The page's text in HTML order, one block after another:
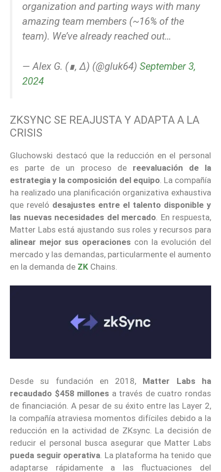
organization and parting ways with many
amazing team members (~16% of the
team). We’ve already reached out…
— Alex G. (∎, ∆) (@gluk64) September 3,
2024
ZKSYNC SE REAJUSTA Y ADAPTA A LA
CRISIS
Gluchowski destacó que la reducción en el personal
es parte de un proceso de reevaluación de la
estrategia y la composición del equipo. La compañía
ha realizado una planificación organizativa exhaustiva
que reveló desajustes entre el talento disponible y
las nuevas necesidades del mercado . En respuesta,
Matter Labs está ajustando sus roles y recursos para
alinear mejor sus operaciones con la evolución del
mercado y las demandas, particularmente el aumento
en la demanda de ZK Chains.
Desde su fundación en 2018, Matter Labs ha
recaudado $458 millones a través de cuatro rondas
de financiación. A pesar de su éxito entre las Layer 2,
la compañía atraviesa momentos difíciles debido a la
reducción en la actividad de ZKsync. La decisión de
reducir el personal busca asegurar que Matter Labs
pueda seguir operativa . La plataforma ha tenido que
adaptarse rápidamente a las fluctuaciones del